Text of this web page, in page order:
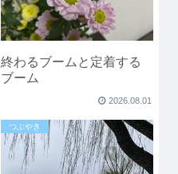
終わるブームと定着する
ブーム
2026.08.01
つぶやき